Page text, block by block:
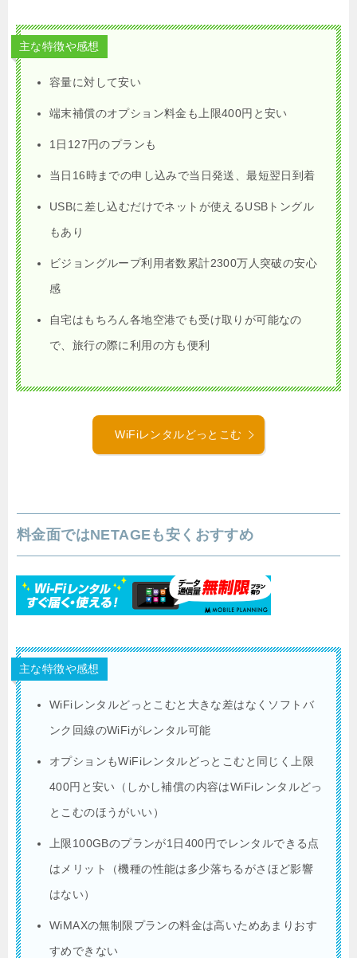
主な特徴や感想
容量に対して安い
端末補償のオプション料金も上限400円と安い
1日127円のプランも
当日16時までの申し込みで当日発送、最短翌日到着
USBに差し込むだけでネットが使えるUSBトングル
もあり
ビジョングループ利用者数累計2300万人突破の安心
感
自宅はもちろん各地空港でも受け取りが可能なの
で、旅行の際に利用の方も便利
WiFiレンタルどっとこむ
料金面ではNETAGEも安くおすすめ
主な特徴や感想
WiFiレンタルどっとこむと大きな差はなくソフトバ
ンク回線のWiFiがレンタル可能
オプションもWiFiレンタルどっとこむと同じく上限
400円と安い（しかし補償の内容はWiFiレンタルどっ
とこむのほうがいい）
上限100GBのプランが1日400円でレンタルできる点
はメリット（機種の性能は多少落ちるがさほど影響
はない）
WiMAXの無制限プランの料金は高いためあまりおす
すめできない